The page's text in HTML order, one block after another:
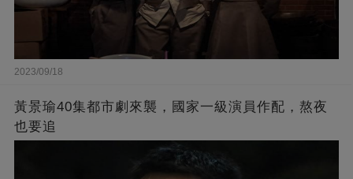
2023/09/18
黃景瑜40集都市劇來襲，國家一級演員作配，熬夜
也要追